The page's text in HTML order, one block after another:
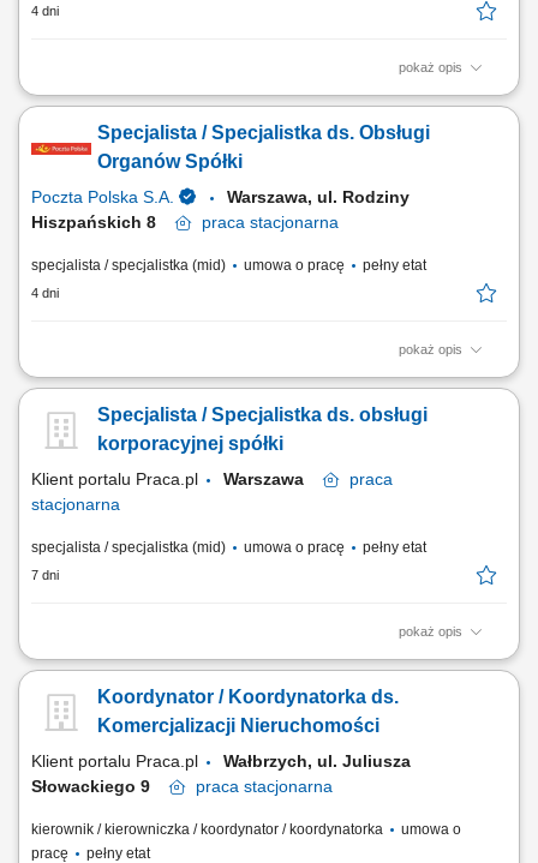
4 dni
pokaż opis
obsługa bieżąca telefoniczna i emailowa przypisanej grupy klientów
przypisanej grupy klientów; kontakt z urzędami w sprawach klientów;
sporządzanie pism i druków w sprawach związanych z obsługą;
Specjalista / Specjalistka ds. Obsługi
Organów Spółki
Poczta Polska S.A.
Warszawa, ul. Rodziny
Hiszpańskich 8
praca stacjonarna
specjalista / specjalistka (mid) umowa o pracę pełny etat
4 dni
pokaż opis
Miejsce pracy: Warszawa, ul. Rodziny Hiszpańskich 8; jednostka
cały etat, praca stacjonarna od poniedziałku do piątku Twoje zadania:
przygotowywanie analiz dotyczących organów Poczty Polskiej S.A.
Specjalista / Specjalistka ds. obsługi
korporacyjnej spółki
Klient portalu Praca.pl Warszawa
praca
stacjonarna
specjalista / specjalistka (mid) umowa o pracę pełny etat
7 dni
pokaż opis
Przygotowywanie analiz dotyczących funkcjonowania organów spółki.
materiałów oraz protokołowanie spotkań. Współpraca i bieżący kontakt
z zarządami spółek zależnych. Obsługa spraw korporacyjnych, w tym
Koordynator / Koordynatorka ds.
Komercjalizacji Nieruchomości
Klient portalu Praca.pl
Wałbrzych, ul. Juliusza
Słowackiego 9
praca stacjonarna
kierownik / kierowniczka / koordynator / koordynatorka
umowa o
pracę
pełny etat